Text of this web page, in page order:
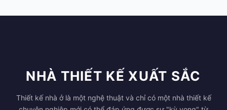
NHÀ THIẾT KẾ XUẤT SẮC
Thiết kế nhà ở là một nghệ thuật và chỉ có một nhà thiết kế